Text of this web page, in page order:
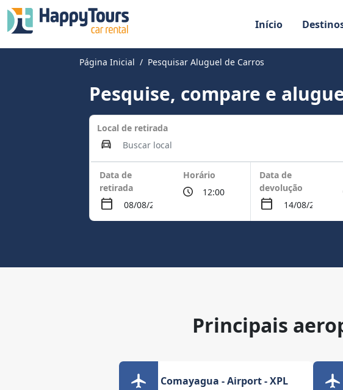
Início
Página Inicial Pesquisar Aluguel de Carros
Pesquise, compare e
Local de retirada
Data de
retirada
Horário
Data de
devolução
Principais
Comayagua - Airport - XPL